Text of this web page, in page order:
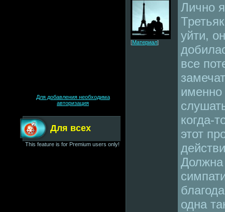
Для добавления необходима
авторизация
Для всех
This feature is for Premium users only!
[Материал]
Лично
уйти,
все
именно
когда-
этот
Должна
одна